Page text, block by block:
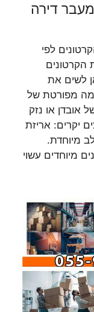
מעבר דירה
לפי
הקרטונים
לשים את
מפורטת של
אובדן או נזק
יקרים: אריזת
מיוחדת.
מיוחדים עשוי